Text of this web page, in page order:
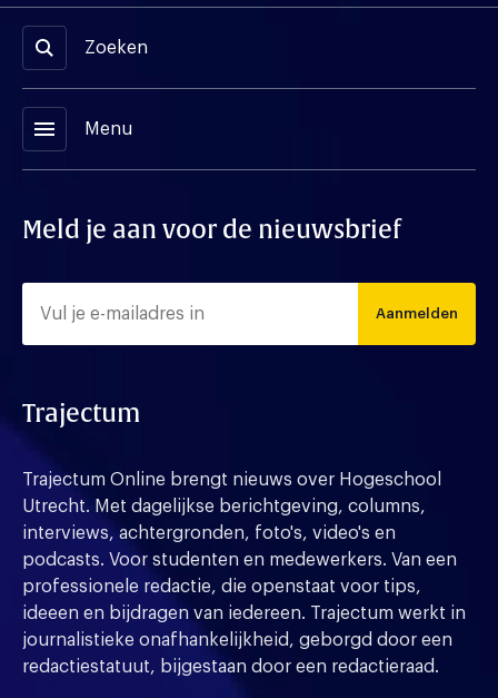
Zoeken
menu Menu
Meld je aan voor de nieuwsbrief
Aanmelden
Trajectum
Trajectum Online brengt nieuws over Hogeschool
Utrecht. Met dagelijkse berichtgeving, columns,
interviews, achtergronden, foto's, video's en
podcasts. Voor studenten en medewerkers. Van een
professionele redactie, die openstaat voor tips,
ideeen en bijdragen van iedereen. Trajectum werkt in
journalistieke onafhankelijkheid, geborgd door een
redactiestatuut, bijgestaan door een redactieraad.